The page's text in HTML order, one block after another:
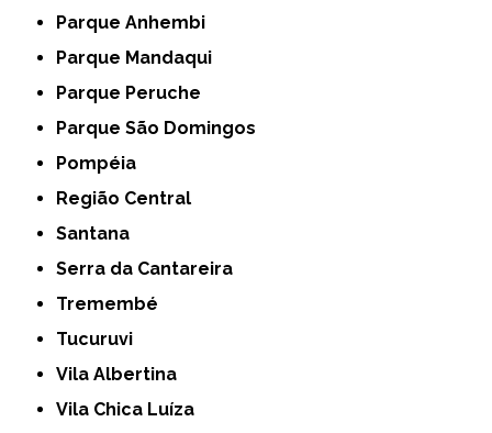
Parque Anhembi
Parque Mandaqui
Parque Peruche
Parque São Domingos
Pompéia
Região Central
Santana
Serra da Cantareira
Tremembé
Tucuruvi
Vila Albertina
Vila Chica Luíza